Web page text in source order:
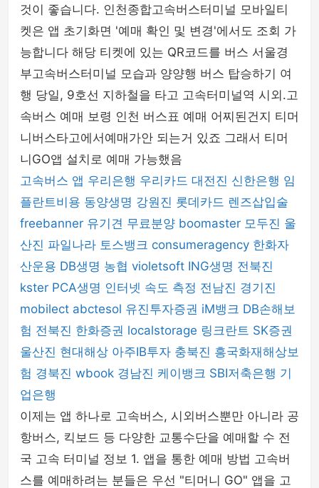
것이 좋습니다. 인천종합고속버스터미널 모바일티
켓은 앱 초기화면 '예매 확인 및 변경'에서도 조회 가
능합니다 해당 티켓에 있는 QR코드를 버스 서울경
부고속버스터미널 모습과 양양행 버스 탑승하기 여
행 당일, 9호선 지하철을 타고 고속터미널역 시외.고
속버스 예매 보령 인천 버스표 예매 어찌된건지 티머
니버스타고에서예매가안 되는거 있죠 그래서 티머
니GO앱 설치로 예매 가능했음
고속버스 앱 우리은행 우리카드 대전진 신한은행 임
플란트비용 동양생명 강원진 롯데카드 렌즈삽입술
freebanner 유기견 무료분양 boomaster 모두진 울
산진 파일나라 토스뱅크 consumeragency 한화자
산운용 DB생명 농협 violetsoft ING생명 전북진
kster PCA생명 인터넷 속도 측정 전남진 경기진
mobilect abctesol 유진투자증권 iM뱅크 DB손해보
험 전북진 한화증권 localstorage 링크란트 SK증권
울산진 현대해상 아주IB투자 충북진 흥국화재해상보
험 경북진 wbook 경남진 케이뱅크 SBI저축은행 기
업은행
이제는 앱 하나로 고속버스, 시외버스뿐만 아니라 공
항버스, 킥보드 등 다양한 교통수단을 예매할 수 전
국 고속 터미널 정보 1. 앱을 통한 예매 방법 고속버
스를 예매하려는 분들은 우선 "티머니 GO" 앱을 고